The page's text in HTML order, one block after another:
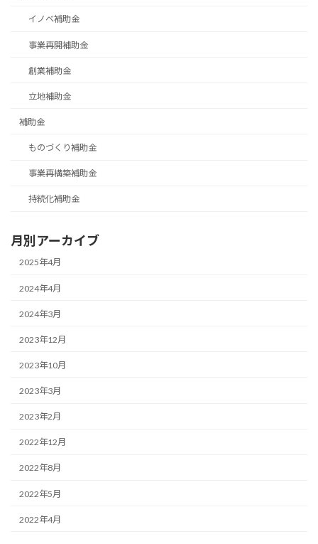
イノベ補助金
事業再開補助金
創業補助金
立地補助金
補助金
ものづくり補助金
事業再構築補助金
持続化補助金
月別アーカイブ
2025年4月
2024年4月
2024年3月
2023年12月
2023年10月
2023年3月
2023年2月
2022年12月
2022年8月
2022年5月
2022年4月